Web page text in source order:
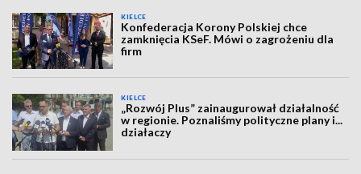
KIELCE
Konfederacja Korony Polskiej chce
zamknięcia KSeF. Mówi o zagrożeniu dla
firm
KIELCE
„Rozwój Plus” zainaugurował działalność
w regionie. Poznaliśmy polityczne plany i...
działaczy